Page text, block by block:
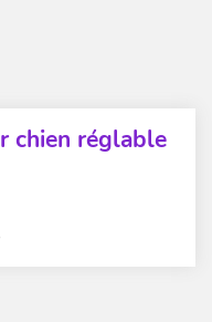
chien réglable